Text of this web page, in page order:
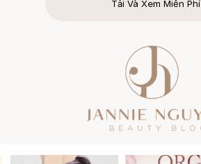
Tải Và Xem Miễn Phí